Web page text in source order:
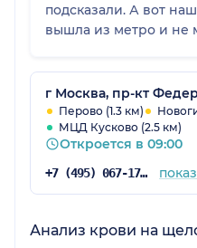
подсказали. А вот
вышла из метро и не
спрашивать совета у
удобно, ведь не
Возможно, нужно
чтобы пациентам было
ориентироваться.
туда идет автобус, я
г Москва, пр-кт
Перово (1.3 км)
МЦД Кусково (2.5 км)
Откроется в 09:00
+7 (495) 067-17-59
Анализ крови на